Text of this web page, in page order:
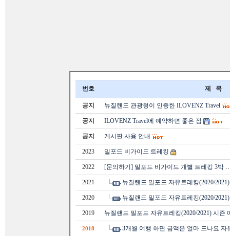
번호 제 목
공지 뉴질랜드 관광청이 인증한 ILOVENZ Travel
공지 ILOVENZ Travel에 예약하면 좋은 점
공지 게시판 사용 안내
2023 밀포드 비가이드 트레킹
2022 [문의하기] 밀포드 비가이드 개별 트레킹 3박
2021 뉴질랜드 밀포드 자유트레킹(2020/
2020 뉴질랜드 밀포드 자유트레킹(2020/
2019 뉴질랜드 밀포드 자유트레킹(2020/2021) 시즌
2018 3개월 여행 하면 금액은 얼마 드나요